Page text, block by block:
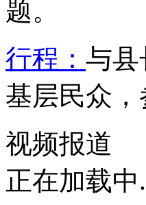
题。
行程： 与县
基层民众
视频报道
正在加载中